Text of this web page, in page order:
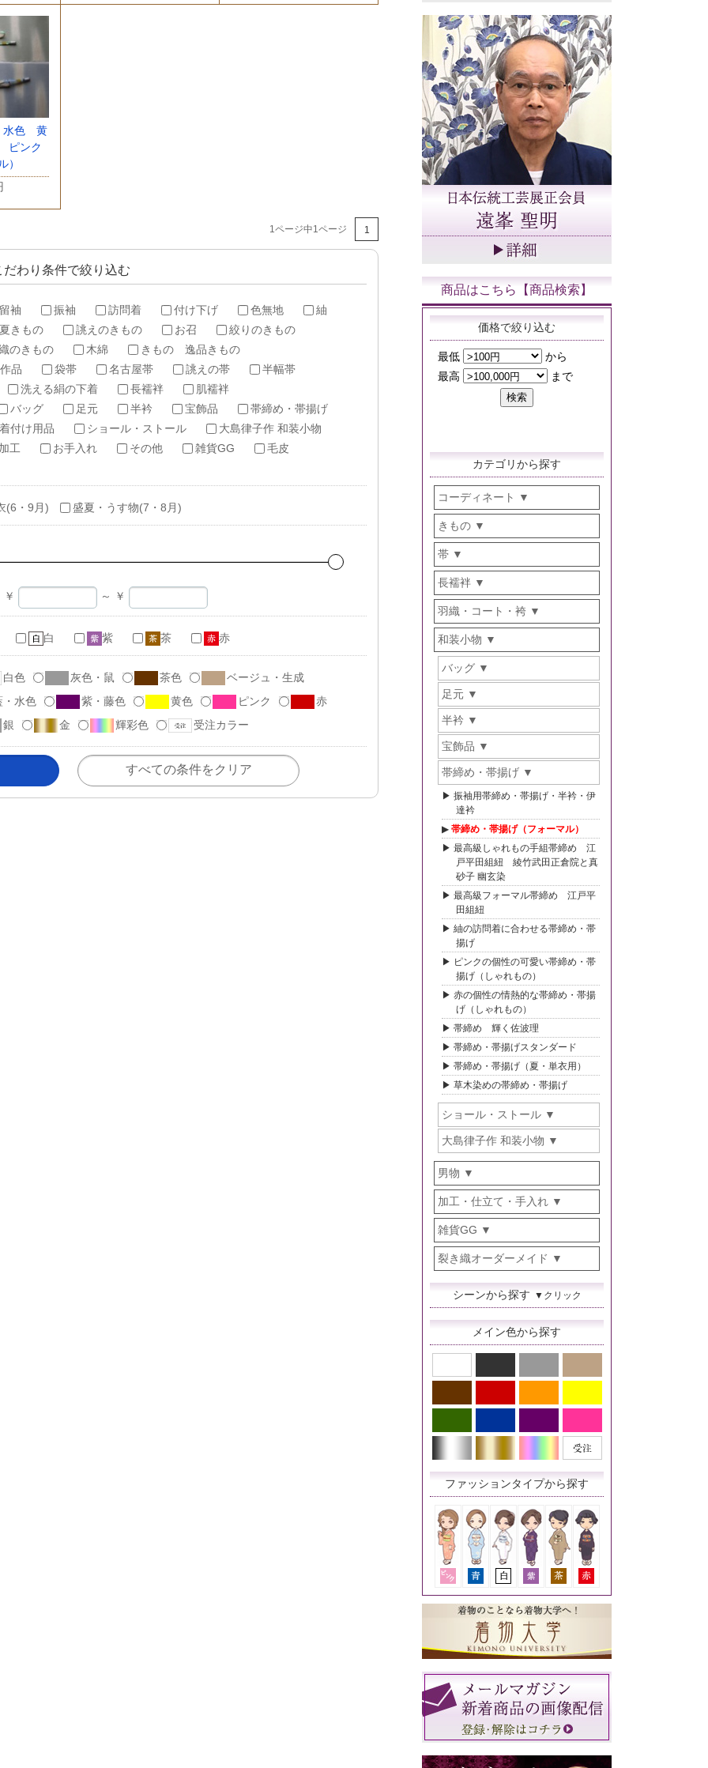
水色 黄
ンク
）
1ページ中1ページ 1
だわり条件で絞り込む
留袖 振袖 訪問着 付け下げ 色無地
紬
夏きもの
誂えのきもの お召
絞りのきもの
のきもの
木綿
きもの 逸品きもの
品
袋帯 名古屋帯 誂えの帯
半幅帯
洗える絹の下着
長襦袢
肌襦袢
バッグ
足元 半衿 宝飾品
帯締め・帯揚げ
着付け用品
ショール・ストール
大島律子作 和装小物
工
お手入れ その他 雑貨GG 毛皮
(6・9月) 盛夏・うす物(7・8月)
￥ ～ ￥
白 紫 茶 赤
白色 灰色・鼠 茶色
ベージュ・生成
・水色
紫・藤色 黄色 ピンク
赤
銀
金 輝彩色 受注カラー
商品はこちら【商品検索】
価格で絞り込む
カテゴリから探す
コーディネート
きもの
帯
長襦袢
羽織・コート・袴
和装小物
バッグ
足元
半衿
宝飾品
帯締め・帯揚げ
振袖用帯締め・帯揚げ・半衿・伊
達衿
帯締め・帯揚げ（フォーマル）
最高級しゃれもの手組帯締め 江
戸平田組紐 綾竹武田正倉院と真
砂子 幽玄染
最高級フォーマル帯締め 江戸平
田組紐
紬の訪問着に合わせる帯締め・帯
揚げ
ピンクの個性の可愛い帯締め・帯
揚げ（しゃれもの）
赤の個性の情熱的な帯締め・帯揚
げ（しゃれもの）
帯締め 輝く佐波理
帯締め・帯揚げスタンダード
帯締め・帯揚げ（夏・単衣用）
草木染めの帯締め・帯揚げ
ショール・ストール
大島律子作 和装小物
男物
加工・仕立て・手入れ
雑貨GG
裂き織オーダーメイド
シーンから探す ▼クリック
メイン色から探す
ファッションタイプから探す